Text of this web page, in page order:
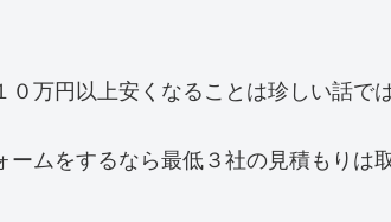
万円以上安くなることは珍しい話で
ムをするなら最低３社の見積もりは